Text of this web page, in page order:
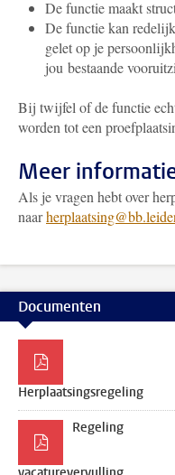
De functie maakt
De functie kan
gelet op je
jou bestaande
Bij twijfel of de functie
worden tot een
Meer
Als je vragen hebt over
naar
Documenten
Herplaatsingsregeling
Regeling